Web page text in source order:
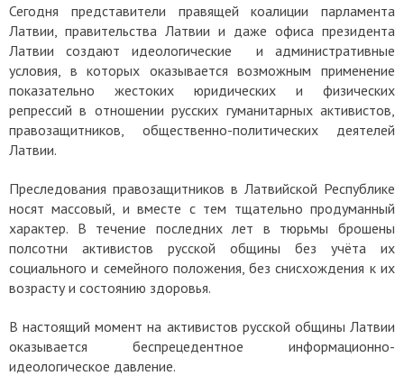
Сегодня представители правящей коалиции парламента
Латвии, правительства Латвии и даже офиса президента
Латвии создают идеологические и административные
условия, в которых оказывается возможным применение
показательно жестоких юридических и физических
репрессий в отношении русских гуманитарных активистов,
правозащитников, общественно-политических деятелей
Латвии.
Преследования правозащитников в Латвийской Республике
носят массовый, и вместе с тем тщательно продуманный
характер. В течение последних лет в тюрьмы брошены
полсотни активистов русской общины без учёта их
социального и семейного положения, без снисхождения к их
возрасту и состоянию здоровья.
В настоящий момент на активистов русской общины Латвии
оказывается беспрецедентное информационно-
идеологическое давление.